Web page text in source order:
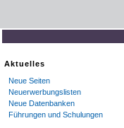
Aktuelles
Neue Seiten
Neuerwerbungslisten
Neue Datenbanken
Führungen und Schulungen